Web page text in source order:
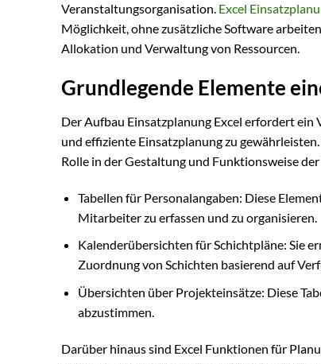
Veranstaltungsorganisation. Excel
Möglichkeit, ohne zusätzliche Software
Allokation und Verwaltung von Ressourcen.
Grundlegende Elemente
Der Aufbau Einsatzplanung Excel erfordert ein
und effiziente Einsatzplanung zu
Rolle in der Gestaltung und Funktionsweise
Tabellen für Personalangaben: Diese
Mitarbeiter zu erfassen und zu organisieren.
Kalenderübersichten für Schichtpläne: Sie
Zuordnung von Schichten basierend auf
Übersichten über Projekteinsätze: Diese
abzustimmen.
Darüber hinaus sind Excel Funktionen für